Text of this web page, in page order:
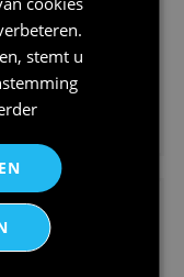
stemt u